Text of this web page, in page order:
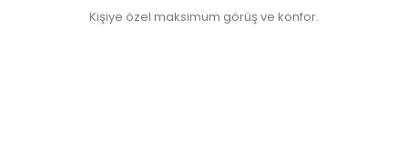
Kişiye özel maksimum görüş ve konfor.